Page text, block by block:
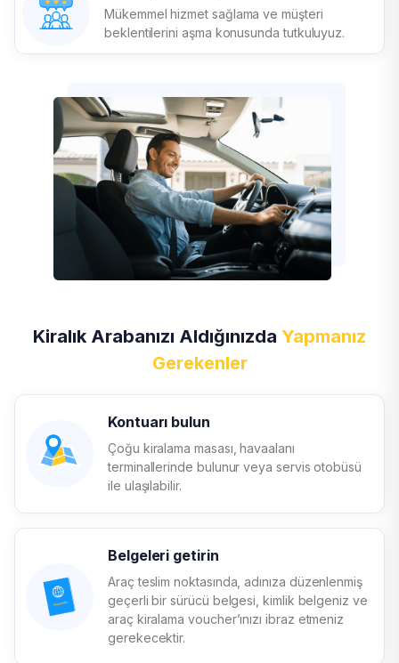
Mükemmel hizmet sağlama ve müşteri
beklentilerini aşma konusunda tutkuluyuz.
Kiralık Arabanızı Aldığınızda Yapmanız
Gerekenler
Kontuarı bulun
Çoğu kiralama masası, havaalanı
terminallerinde bulunur veya servis otobüsü
ile ulaşılabilir.
Belgeleri getirin
Araç teslim noktasında, adınıza düzenlenmiş
geçerli bir sürücü belgesi, kimlik belgeniz ve
araç kiralama voucher’ınızı ibraz etmeniz
gerekecektir.